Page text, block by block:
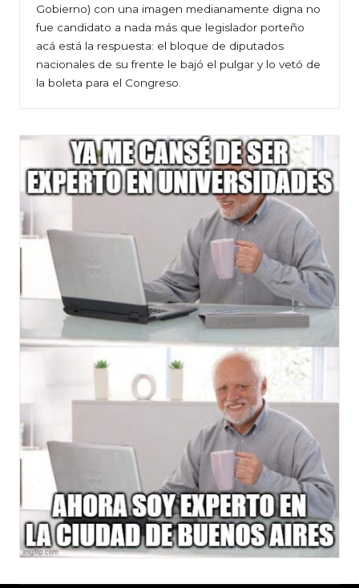
Gobierno) con una imagen medianamente digna no
fue candidato a nada más que legislador porteño
acá está la respuesta: el bloque de diputados
nacionales de su frente le bajó el pulgar y lo vetó de
la boleta para el Congreso.